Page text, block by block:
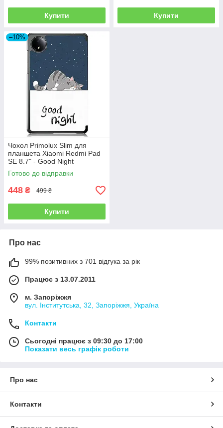
Купити Купити
–10%
Чохол Primolux Slim для
планшета Xiaomi Redmi Pad
SE 8.7" - Good Night
Готово до відправки
448 ₴ 499 ₴
Купити
Про нас
99% позитивних з 701 відгука за рік
Працює з 13.07.2011
м. Запоріжжя
вул. Інститутська, 32, Запоріжжя, Україна
Контакти
Сьогодні працює з 09:30 до 17:00
Показати весь графік роботи
Про нас
Контакти